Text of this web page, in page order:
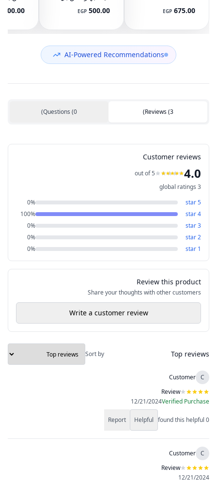
745 G3 G4, 840
G3 G4, 848 G3
DC05V 0.50A
675.00
EGP
مع تاتش باد
(مستعمل)
500.00
EGP
400.00
AI-Powered Recommendations
Reviews(3
)
Questions (0
)
Customer reviews
4.0
out of 5
3
global ratings
5
star
0%
4
star
100%
3
star
0%
2
star
0%
1
star
0%
Review this product
Share your thoughts with other customers
Write a customer review
Top reviews
Sort by
C
Customer
Review
Verified Purchase
12/21/2024
0
found this helpful
Helpful
Report
C
Customer
Review
12/21/2024